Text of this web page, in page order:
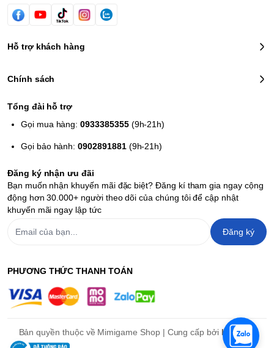
Hỗ trợ khách hàng
Chính sách
Tổng đài hỗ trợ
Gọi mua hàng:0933385355(9h-21h)
Gọi bảo hành:0902891881(9h-21h)
Đăng ký nhận ưu đãi
Bạn muốn nhận khuyến mãi đặc biệt? Đăng kí tham gia ngay cộng
động hơn 30.000+ người theo dõi của chúng tôi để cập nhật
khuyến mãi ngay lập tức
Đăng ký
PHƯƠNG THỨC THANH TOÁN
Bản quyền thuộc về Mimigame Shop | Cung cấp bởi Haravan